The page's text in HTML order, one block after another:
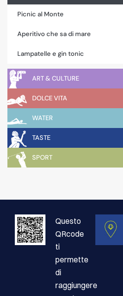
Picnic al Monte
Aperitivo che sa di mare
Lampatelle e gin tonic
ART & CULTURE
DOLCE VITA
WATER
TASTE
SPORT
Questo
QRcode
ti
permette
di
raggiungere